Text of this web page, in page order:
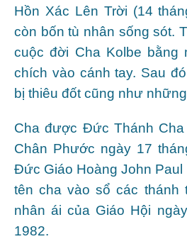
Hồn Xác Lên Trời (14
còn bốn tù nhân sống sót.
cuộc đời Cha Kolbe bằng
chích vào cánh tay. Sau
bị thiêu đốt cũng như
Cha được Đức Thánh
Chân Phước ngày 17
Đức Giáo Hoàng John Paul
tên cha vào sổ các thánh
nhân ái của Giáo Hội
1982.